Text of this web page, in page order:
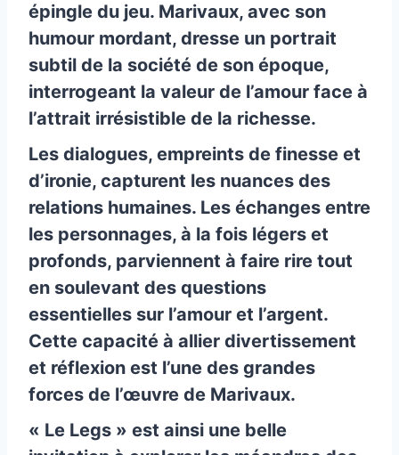
épingle du jeu. Marivaux, avec son
humour mordant, dresse un portrait
subtil de la société de son époque,
interrogeant la valeur de l’amour face à
l’attrait irrésistible de la richesse.
Les dialogues, empreints de finesse et
d’ironie, capturent les nuances des
relations humaines. Les échanges entre
les personnages, à la fois légers et
profonds, parviennent à faire rire tout
en soulevant des questions
essentielles sur l’amour et l’argent.
Cette capacité à allier divertissement
et réflexion est l’une des grandes
forces de l’œuvre de Marivaux.
« Le Legs » est ainsi une belle